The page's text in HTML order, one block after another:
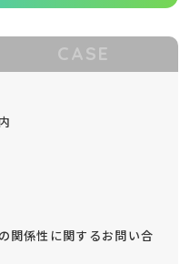
CASE
関係性に関するお問い合